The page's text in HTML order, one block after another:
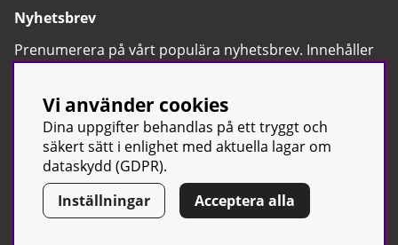
Nyhetsbrev
Prenumerera på vårt populära nyhetsbrev. Innehåller
tips, nyheter och våra allra bästa erbjudanden.
© Sport & Gym Butiken JTC AB | Kontakta oss| All rights reserved
| Org.nr: 556668-7058 | Tel: 0500-42 87 00
Vi använder cookies
Dina uppgifter behandlas på ett tryggt och
säkert sätt i enlighet med aktuella lagar om
dataskydd (GDPR).
Inställningar
Acceptera alla